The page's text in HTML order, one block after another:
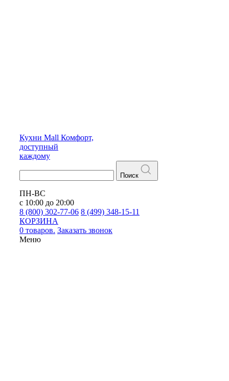
Кухни Mall Комфорт,
доступный
каждому
Поиск
ПН-ВС
с 10:00 до 20:00
8 (800) 302-77-06 8 (499) 348-15-11
КОРЗИНА
0 товаров. Заказать звонок
Меню